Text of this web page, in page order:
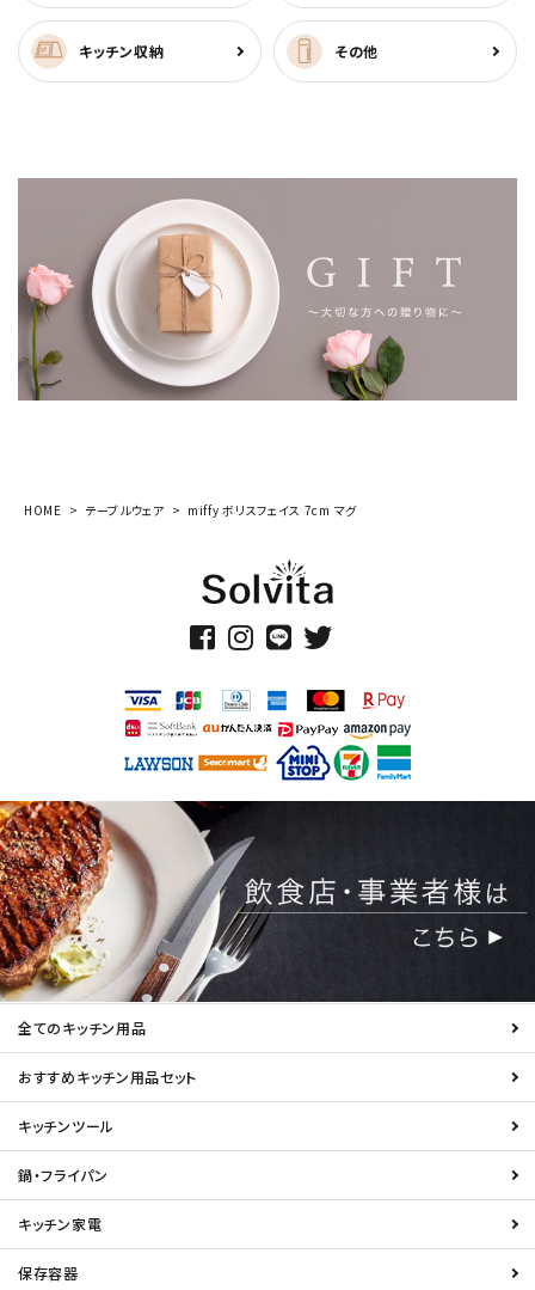
キッチン収納 その他
HOME テーブルウェア miffy ボリスフェイス 7cm マグ
全てのキッチン用品
おすすめキッチン用品セット
キッチンツール
鍋・フライパン
キッチン家電
保存容器